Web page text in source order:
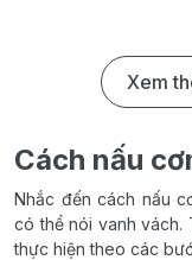
Xem
Cách nấu
Nhắc đến cách nấu
có thể nói vanh vách.
thực hiện theo các